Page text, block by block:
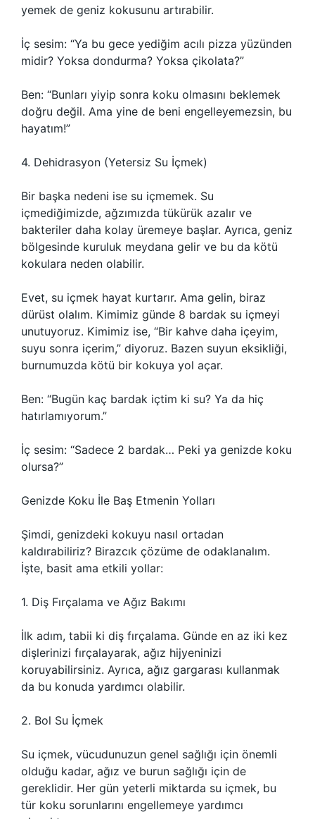
yemek de geniz kokusunu artırabilir.
İç sesim: “Ya bu gece yediğim acılı pizza yüzünden
midir? Yoksa dondurma? Yoksa çikolata?”
Ben: “Bunları yiyip sonra koku olmasını beklemek
doğru değil. Ama yine de beni engelleyemezsin, bu
hayatım!”
4. Dehidrasyon (Yetersiz Su İçmek)
Bir başka nedeni ise su içmemek. Su
içmediğimizde, ağzımızda tükürük azalır ve
bakteriler daha kolay üremeye başlar. Ayrıca, geniz
bölgesinde kuruluk meydana gelir ve bu da kötü
kokulara neden olabilir.
Evet, su içmek hayat kurtarır. Ama gelin, biraz
dürüst olalım. Kimimiz günde 8 bardak su içmeyi
unutuyoruz. Kimimiz ise, “Bir kahve daha içeyim,
suyu sonra içerim,” diyoruz. Bazen suyun eksikliği,
burnumuzda kötü bir kokuya yol açar.
Ben: “Bugün kaç bardak içtim ki su? Ya da hiç
hatırlamıyorum.”
İç sesim: “Sadece 2 bardak… Peki ya genizde koku
olursa?”
Genizde Koku İle Baş Etmenin Yolları
Şimdi, genizdeki kokuyu nasıl ortadan
kaldırabiliriz? Birazcık çözüme de odaklanalım.
İşte, basit ama etkili yollar:
1. Diş Fırçalama ve Ağız Bakımı
İlk adım, tabii ki diş fırçalama. Günde en az iki kez
dişlerinizi fırçalayarak, ağız hijyeninizi
koruyabilirsiniz. Ayrıca, ağız gargarası kullanmak
da bu konuda yardımcı olabilir.
2. Bol Su İçmek
Su içmek, vücudunuzun genel sağlığı için önemli
olduğu kadar, ağız ve burun sağlığı için de
gereklidir. Her gün yeterli miktarda su içmek, bu
tür koku sorunlarını engellemeye yardımcı